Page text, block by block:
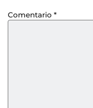
Comentario *